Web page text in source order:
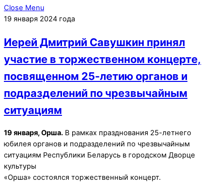
Close Menu
19 января 2024 года
Иерей Дмитрий Савушкин принял
участие в торжественном концерте,
посвященном 25-летию органов и
подразделений по чрезвычайным
ситуациям
19 января, Орша. В рамках празднования 25-летнего
юбилея органов и подразделений по чрезвычайным
ситуациям Республики Беларусь в городском Дворце
культуры
«Орша» состоялся торжественный концерт.